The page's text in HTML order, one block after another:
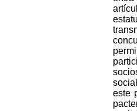
este